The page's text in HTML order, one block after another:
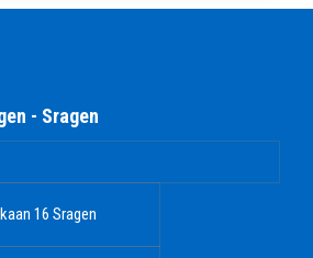
- Sragen
16 Sragen